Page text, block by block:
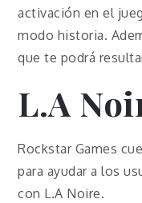
activación en el
modo historia.
que te podrá
L.A
Rockstar Games
para ayudar a los
con L.A Noire.